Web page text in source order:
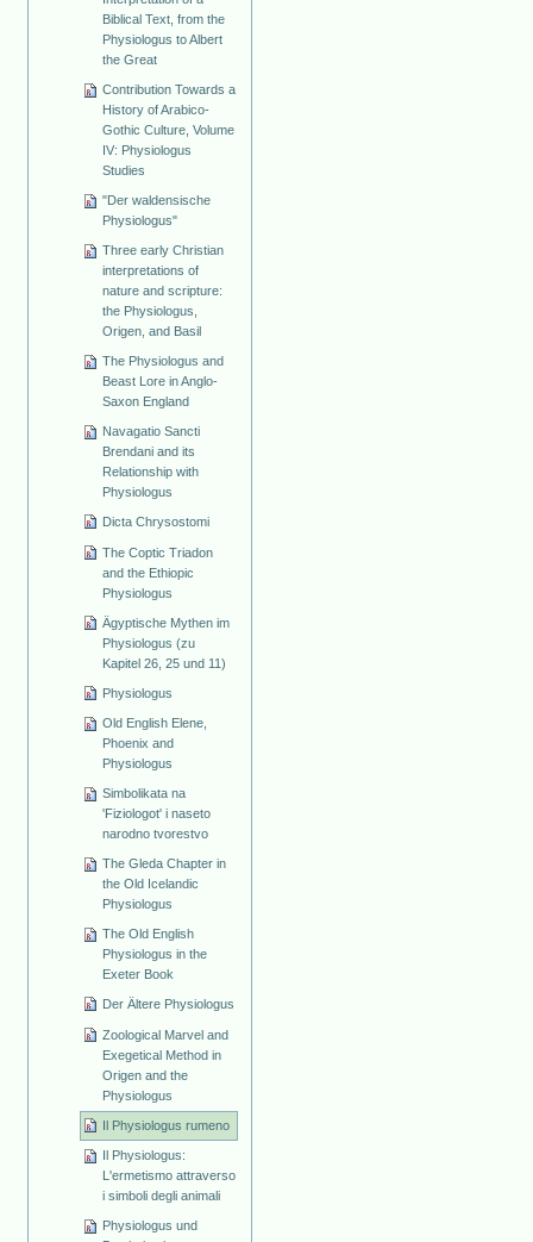
Biblical Text, from the
Physiologus to Albert
the Great
Contribution Towards a
History of Arabico-
Gothic Culture, Volume
IV: Physiologus
Studies
"Der waldensische
Physiologus"
Three early Christian
interpretations of
nature and scripture:
the Physiologus,
Origen, and Basil
The Physiologus and
Beast Lore in Anglo-
Saxon England
Navagatio Sancti
Brendani and its
Relationship with
Physiologus
Dicta Chrysostomi
The Coptic Triadon
and the Ethiopic
Physiologus
Ägyptische Mythen im
Physiologus (zu
Kapitel 26, 25 und 11)
Physiologus
Old English Elene,
Phoenix and
Physiologus
Simbolikata na
'Fiziologot' i naseto
narodno tvorestvo
The Gleda Chapter in
the Old Icelandic
Physiologus
The Old English
Physiologus in the
Exeter Book
Der Ältere Physiologus
Zoological Marvel and
Exegetical Method in
Origen and the
Physiologus
Il Physiologus rumeno
Il Physiologus:
L'ermetismo attraverso
i simboli degli animali
Physiologus und